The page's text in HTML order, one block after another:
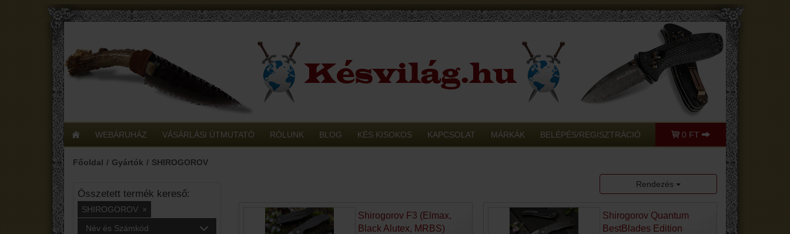
WEBÁRUHÁZ VÁSÁRLÁSI ÚTMUTATÓ RÓLUNK BLOG KÉS KISOKOS KAPCSOLAT MÁRKÁK BELÉPÉS/REGISZTRÁCIÓ 0 FT
Főoldal Gyártók SHIROGOROV
Összetett termék kereső:
SHIROGOROV ×
Név és Számkód
Rendezés
Shirogorov F3 (Elmax,
Black Alutex, MRBS)
Shirogorov Quantum
BestBlades Edition